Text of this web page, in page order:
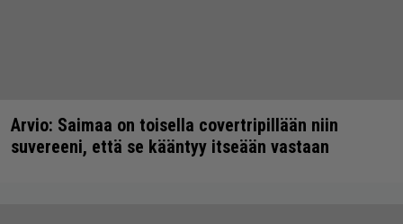
Arvio: Saimaa on toisella covertripillään niin
suvereeni, että se kääntyy itseään vastaan